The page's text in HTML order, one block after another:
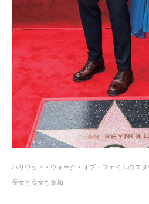
ハリウッド・ウォーク・オブ・フェイムのス
長女と次女も参加